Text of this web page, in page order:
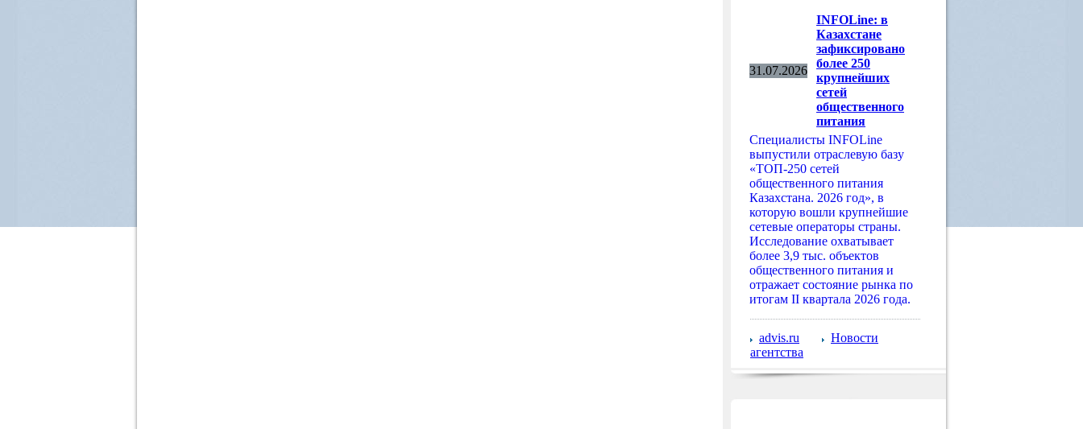
31.07.2026
INFOLine: в
Казахстане
зафиксировано
более 250
крупнейших
сетей
общественного
питания
Специалисты INFOLine
выпустили отраслевую базу
«ТОП-250 сетей
общественного питания
Казахстана. 2026 год», в
которую вошли крупнейшие
сетевые операторы страны.
Исследование охватывает
более 3,9 тыс. объектов
общественного питания и
отражает состояние рынка по
итогам II квартала 2026 года.
advis.ru
Новости
агентства